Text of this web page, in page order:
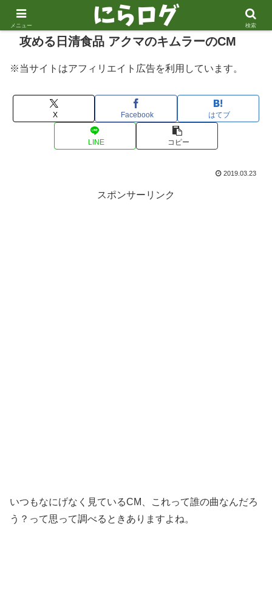
攻める日清食品 アクマのキムラーのCM
※当サイトはアフィリエイト広告を利用しています。
X Facebook はてブ
LINE コピー
2019.03.23
スポンサーリンク
いつもなにげなく見ているCM、これって誰の曲なんだろ
う？って思って調べるときありますよね。
メニュー 検索